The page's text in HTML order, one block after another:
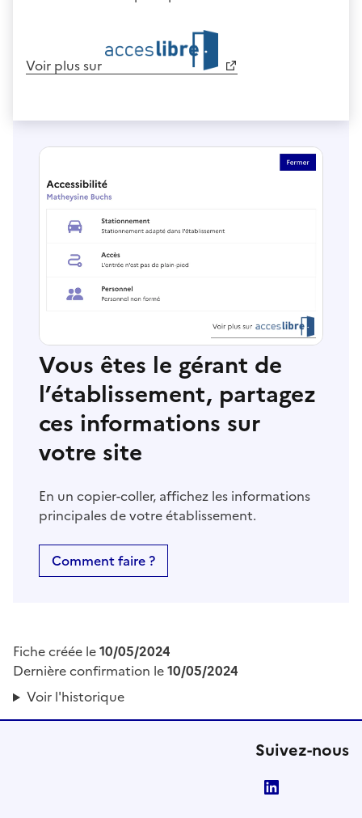
Voir plus sur
Vous êtes le gérant de
l’établissement, partagez
ces informations sur
votre site
En un copier-coller, affichez les informations
principales de votre établissement.
Comment faire ?
Fiche créée le10/05/2024
Dernière confirmation le10/05/2024
Voir l'historique
Suivez-nous